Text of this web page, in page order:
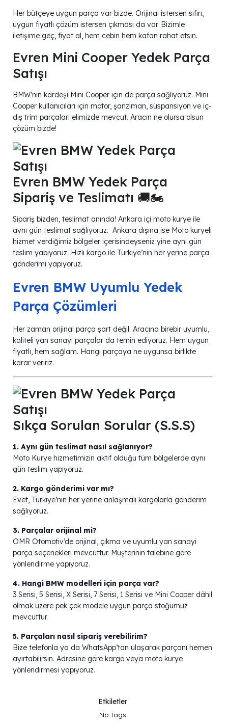
Her bütçeye uygun parça var bizde. Orijinal istersen sıfırı,
uygun fiyatlı çözüm istersen çıkması da var. Bizimle
iletişime geç, fiyat al, hem cebin hem kafan rahat etsin.
Evren Mini Cooper Yedek Parça
Satışı
BMW’nin kardeşi Mini Cooper için de parça sağlıyoruz. Mini
Cooper kullanıcıları için motor, şanzıman, süspansiyon ve iç-
dış trim parçaları elimizde mevcut. Aracın ne olursa olsun
çözüm bizde!
Evren BMW Yedek Parça
Sipariş ve Teslimatı 🚚🏍
Sipariş bizden, teslimat anında! Ankara içi moto kurye ile
aynı gün teslimat sağlıyoruz. Ankara dışına ise Moto kuryeli
hizmet verdiğimiz bölgeler içerisindeyseniz yine aynı gün
teslim yapıyoruz. Hızlı kargo ile Türkiye’nin her yerine parça
gönderimi yapıyoruz.
Evren BMW Uyumlu Yedek
Parça Çözümleri
Her zaman orijinal parça şart değil. Aracına birebir uyumlu,
kaliteli yan sanayi parçalar da temin ediyoruz. Hem uygun
fiyatlı, hem sağlam. Hangi parçaya ne uygunsa birlikte
karar veririz.
Sıkça Sorulan Sorular (S.S.S)
1. Aynı gün teslimat nasıl sağlanıyor?
Moto Kurye hizmetimizin aktif olduğu tüm bölgelerde aynı
gün teslim yapıyoruz.
2. Kargo gönderimi var mı?
Evet, Türkiye’nin her yerine anlaşmalı kargolarla gönderim
sağlıyoruz.
3. Parçalar orijinal mi?
OMR Otomotiv’de orijinal, çıkma ve uyumlu yan sanayi
parça seçenekleri mevcuttur. Müşterinin talebine göre
yönlendirme yapıyoruz.
4. Hangi BMW modelleri için parça var?
3 Serisi, 5 Serisi, X Serisi, 7 Serisi, 1 Serisi ve Mini Cooper dâhil
olmak üzere pek çok modele uygun parça stoğumuz
mevcuttur.
5. Parçaları nasıl sipariş verebilirim?
Bize telefonla ya da WhatsApp’tan ulaşarak parçanı hemen
ayırtabilirsin. Adresine göre kargo veya moto kurye
yönlendirmesi yapıyoruz.
Etkiletler
No tags